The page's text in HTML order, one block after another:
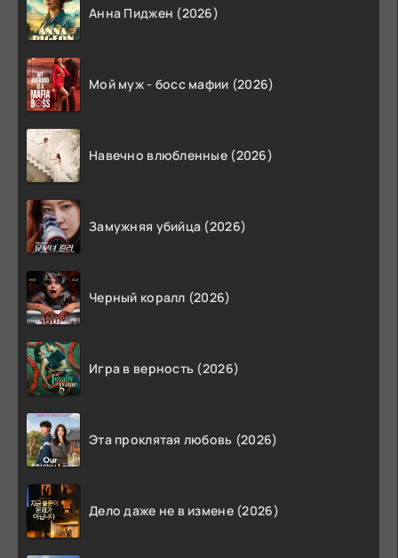
Анна Пиджен (2026)
Мой муж - босс мафии (2026)
Навечно влюбленные (2026)
Замужняя убийца (2026)
Черный коралл (2026)
Игра в верность (2026)
Эта проклятая любовь (2026)
Дело даже не в измене (2026)